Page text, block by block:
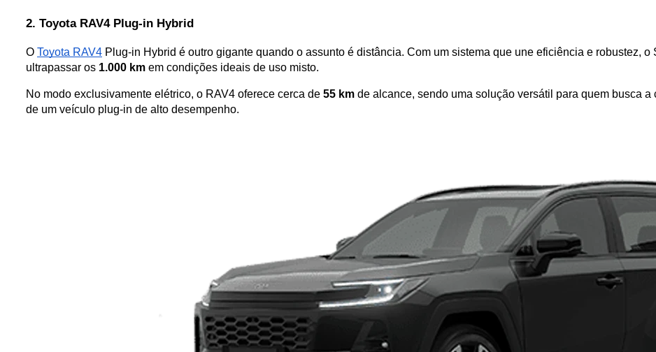
2. Toyota RAV4 Plug-in Hybrid
O Toyota RAV4 Plug-in Hybrid é outro gigante quando o assunto é distância. Com um sistema que une eficiência e robustez,
ultrapassar os 1.000 km em condições ideais de uso misto.
No modo exclusivamente elétrico, o RAV4 oferece cerca de 55 km de alcance, sendo uma solução versátil para quem busca
de um veículo plug-in de alto desempenho.